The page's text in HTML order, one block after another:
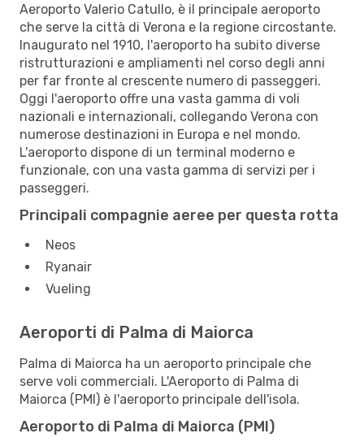
Aeroporto Valerio Catullo, è il principale aeroporto
che serve la città di Verona e la regione circostante.
Inaugurato nel 1910, l'aeroporto ha subito diverse
ristrutturazioni e ampliamenti nel corso degli anni
per far fronte al crescente numero di passeggeri.
Oggi l'aeroporto offre una vasta gamma di voli
nazionali e internazionali, collegando Verona con
numerose destinazioni in Europa e nel mondo.
L'aeroporto dispone di un terminal moderno e
funzionale, con una vasta gamma di servizi per i
passeggeri.
Principali compagnie aeree per questa rotta
Neos
Ryanair
Vueling
Aeroporti di Palma di Maiorca
Palma di Maiorca ha un aeroporto principale che
serve voli commerciali. L'Aeroporto di Palma di
Maiorca (PMI) è l'aeroporto principale dell'isola.
Aeroporto di Palma di Maiorca (PMI)